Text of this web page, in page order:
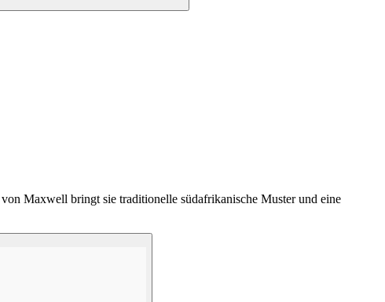
von Maxwell bringt sie traditionelle südafrikanische Muster und eine